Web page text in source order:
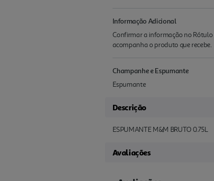
Informação Adicional
Confirmar a informação no Rótulo
acompanha o produto que recebe.
Champanhe e Espumante
Espumante
Descrição
ESPUMANTE M&M BRUTO 0.75L
Avaliações